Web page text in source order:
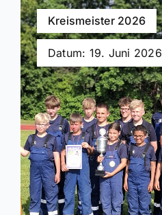
Kreismeister 2026
Datum: 19. Juni 2026